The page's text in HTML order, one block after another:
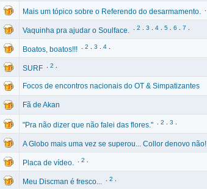
Mais um tópico sobre o Referendo do desarmamento.
Vaquinha pra ajudar o Soulface. 2 3 4 5 6 7
Boatos, boatos!!! 2 3 4
SURF 2
Focos de encontros nacionais do OT & Simpatizantes
Fã de Akan
"Pra não dizer que não falei das flores." 2 3
A Globo mais uma vez se superou... Collor denovo não!
Placa de vídeo. 2
Meu Discman é fresco... 2